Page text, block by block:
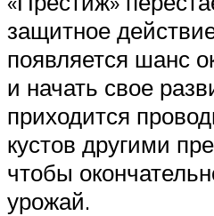
защитное
появляется шанс
и начать свое
приходится
кустов другими
чтобы
урожай.